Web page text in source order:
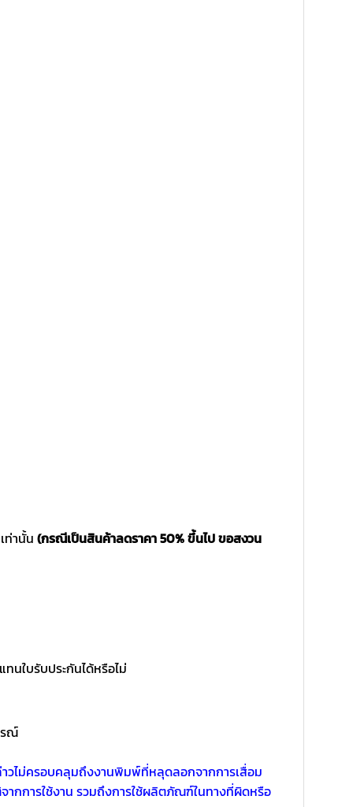
ท่านั้น (กรณีเป็นสินค้าลดราคา 50% ขึ้นไป ขอสงวน
นใบรับประกันได้หรือไม่
ณ์
วไม่ครอบคลุมถึงงานพิมพ์ที่หลุดลอกจากการเสื่อม
กการใช้งาน รวมถึงการใช้ผลิตภัณฑ์ในทางที่ผิดหรือ